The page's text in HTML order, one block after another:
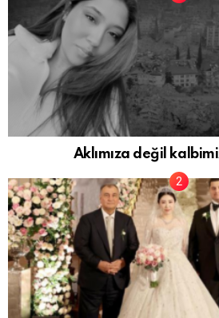
Aklımıza değil